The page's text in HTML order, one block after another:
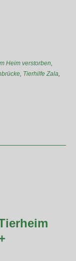
Heim verstorben,
, Tierhilfe Zala,